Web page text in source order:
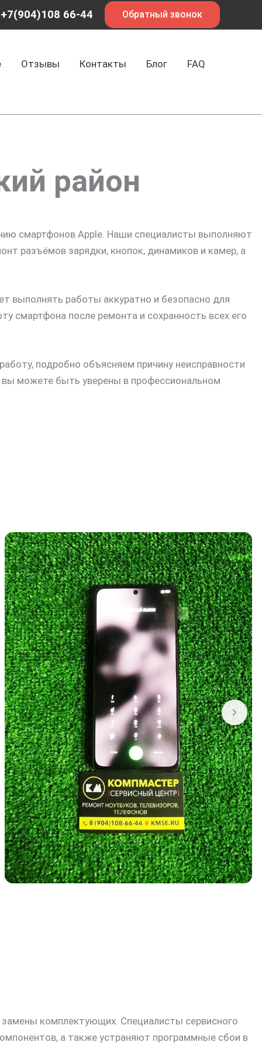
+7(904)108 66-44 Обратный звонок
Отзывы Контакты Блог FAQ
район
смартфонов Apple. Наши специалисты выполняют
разъёмов зарядки, кнопок, динамиков и камер, а
выполнять работы аккуратно и безопасно для
смартфона после ремонта и сохранность всех его
подробно объясняем причину неисправности
можете быть уверены в профессиональном
комплектующих. Специалисты сервисного
а также устраняют программные сбои в